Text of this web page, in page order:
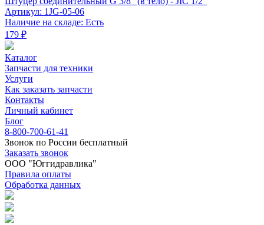
Артикул: 1JG-05-06
Наличие на складе: Есть
179 ₽
Каталог
Запчасти для техники
Услуги
Как заказать запчасти
Контакты
Личный кабинет
Блог
8-800-700-61-41
Звонок по России бесплатный
Заказать звонок
ООО "Юггидравлика"
Правила оплаты
Обработка данных